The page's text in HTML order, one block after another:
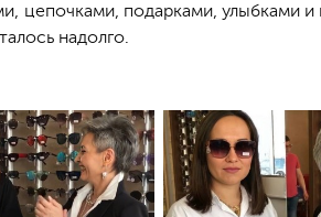
цепочками, подарками, улыбками
надолго.